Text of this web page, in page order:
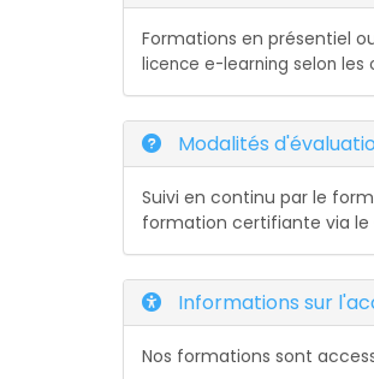
Formations en présentiel
licence e-learning selon les
Modalités
Suivi en continu par le
formation certifiante via le
Informations sur
Nos formations sont